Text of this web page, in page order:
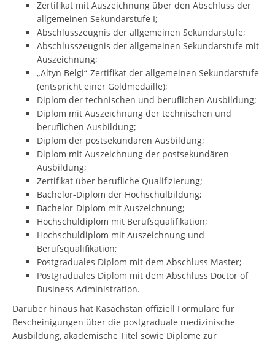
Zertifikat mit Auszeichnung über den Abschluss der
allgemeinen Sekundarstufe I;
Abschlusszeugnis der allgemeinen Sekundarstufe;
Abschlusszeugnis der allgemeinen Sekundarstufe mit
Auszeichnung;
„Altyn Belgi“-Zertifikat der allgemeinen Sekundarstufe
(entspricht einer Goldmedaille);
Diplom der technischen und beruflichen Ausbildung;
Diplom mit Auszeichnung der technischen und
beruflichen Ausbildung;
Diplom der postsekundären Ausbildung;
Diplom mit Auszeichnung der postsekundären
Ausbildung;
Zertifikat über berufliche Qualifizierung;
Bachelor-Diplom der Hochschulbildung;
Bachelor-Diplom mit Auszeichnung;
Hochschuldiplom mit Berufsqualifikation;
Hochschuldiplom mit Auszeichnung und
Berufsqualifikation;
Postgraduales Diplom mit dem Abschluss Master;
Postgraduales Diplom mit dem Abschluss Doctor of
Business Administration.
Darüber hinaus hat Kasachstan offiziell Formulare für
Bescheinigungen über die postgraduale medizinische
Ausbildung, akademische Titel sowie Diplome zur